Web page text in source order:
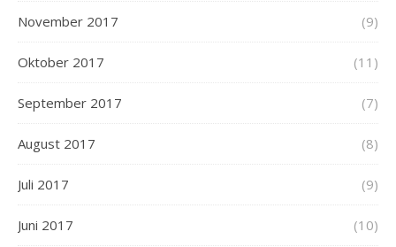
November 2017 (9)
Oktober 2017 (11)
September 2017 (7)
August 2017 (8)
Juli 2017 (9)
Juni 2017 (10)